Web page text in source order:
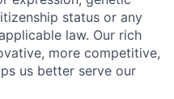
status or any
law. Our rich
more competitive,
us better serve our